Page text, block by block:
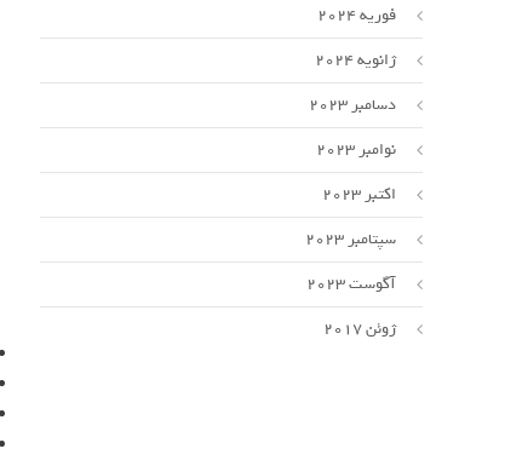
فوریه 2024
ژانویه 2024
دسامبر 2023
نوامبر 2023
اکتبر 2023
سپتامبر 2023
آگوست 2023
ژوئن 2017